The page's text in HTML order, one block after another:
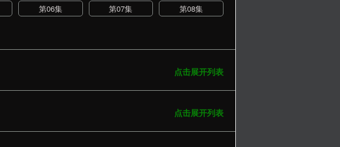
第06集 第07集
第08集
点击展开列表
点击展开列表